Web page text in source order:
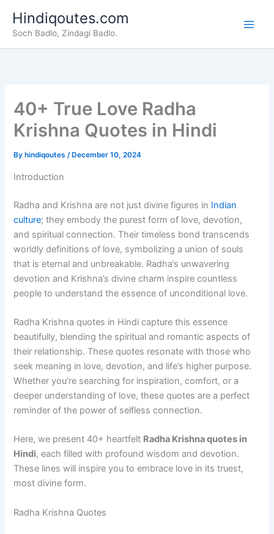
content
Hindiqoutes.com
Soch Badlo, Zindagi Badlo.
40+ True Love Radha
Krishna Quotes in Hindi
By hindiqoutes/ December 10, 2024
Introduction
Radha and Krishna are not just divine figures in Indian
culture; they embody the purest form of love, devotion,
and spiritual connection. Their timeless bond transcends
worldly definitions of love, symbolizing a union of souls
that is eternal and unbreakable. Radha’s unwavering
devotion and Krishna’s divine charm inspire countless
people to understand the essence of unconditional love.
Radha Krishna quotes in Hindi capture this essence
beautifully, blending the spiritual and romantic aspects of
their relationship. These quotes resonate with those who
seek meaning in love, devotion, and life’s higher purpose.
Whether you’re searching for inspiration, comfort, or a
deeper understanding of love, these quotes are a perfect
reminder of the power of selfless connection.
Here, we present 40+ heartfelt Radha Krishna quotes in
Hindi, each filled with profound wisdom and devotion.
These lines will inspire you to embrace love in its truest,
most divine form.
Radha Krishna Quotes